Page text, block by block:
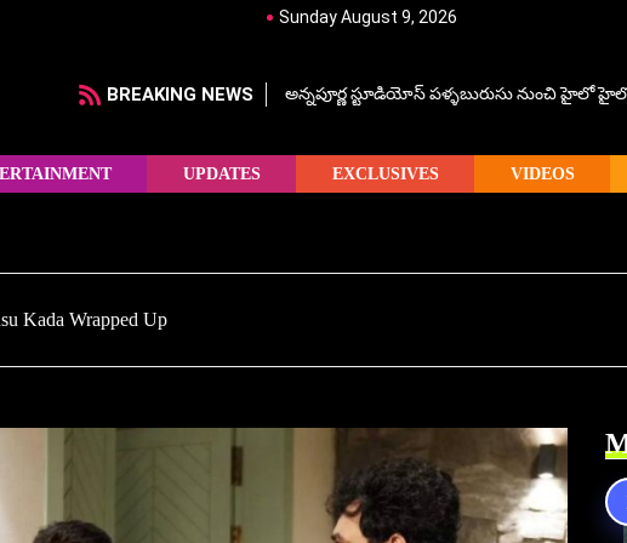
Sunday August 9, 2026
BREAKING NEWS అన్నపూర్ణ స్టూడియోస్ పళ్ళబురుసు నుంచి హైలో
UPDATES EXCLUSIVES VIDEOS
Kada Wrapped Up